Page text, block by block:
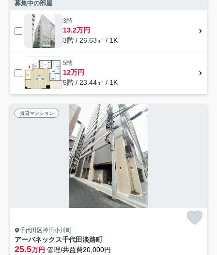
募集中の部屋
3階
13.2万円
3階 / 26.63㎡ / 1K
5階
12万円
5階 / 23.44㎡ / 1K
賃貸マンション
千代田区神田小川町
アーバネックス千代田淡路町
25.5万円 管理/共益費20,000円